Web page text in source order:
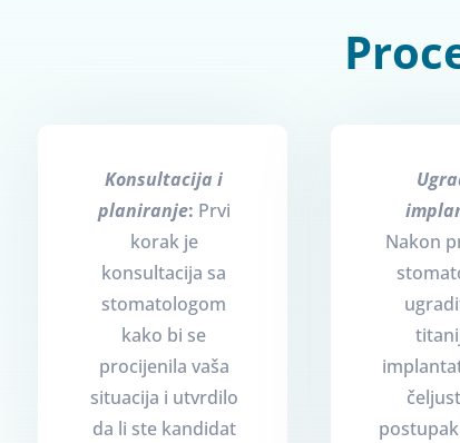
Konsultacija i
planiranje: Prvi
korak je
konsultacija sa
stomatologom
kako bi se
procijenila vaša
situacija i utvrdilo
da li ste kandidat
Nakon